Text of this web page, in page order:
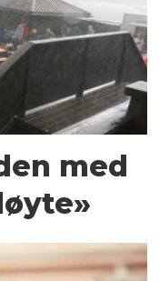
med